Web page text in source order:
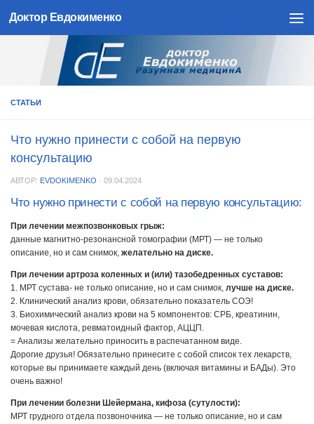
Skip to content
Доктор Евдокименко
СТАТЬИ
Что нужно принести с собой на первую
консультацию
АВТОР: EVDOKIMENKO · 09.04.2024
Что нужно принести с собой на первую консультацию:
При лечении межпозвонковых грыж:
данные магнитно-резонансной томографии (МРТ) — не только
описание, но и сам снимок, желательно на диске.
При лечении артроза коленных и (или) тазобедренных суставов:
1. МРТ сустава- не только описание, но и сам снимок, лучше на диске.
2. Клинический анализ крови, обязательно показатель СОЭ!
3. Биохимический анализ крови на 5 компонентов: СРБ, креатинин,
мочевая кислота, ревматоидный фактор, АЦЦП.
= Анализы желательно приносить в распечатанном виде.
Дорогие друзья! Обязательно принесите с собой список тех лекарств,
которые вы принимаете каждый день (включая витамины и БАДы). Это
очень важно!
При лечении болезни Шейермана, кифоза (сутулости):
МРТ грудного отдела позвоночника — не только описание, но и сам